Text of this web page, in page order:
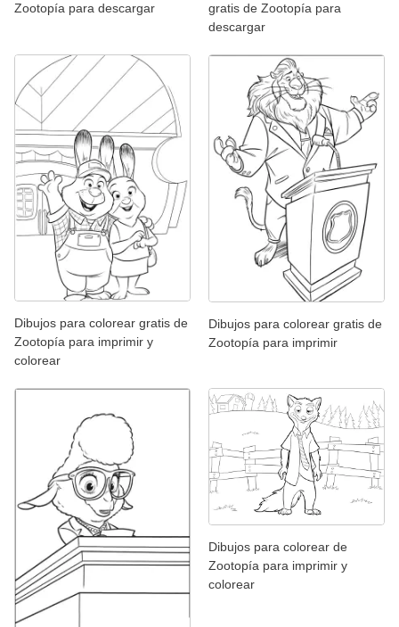
Zootopía para descargar
gratis de Zootopía para
descargar
Dibujos para colorear gratis de
Zootopía para imprimir y
colorear
Dibujos para colorear gratis de
Zootopía para imprimir
Dibujos para colorear de
Zootopía para imprimir y
colorear